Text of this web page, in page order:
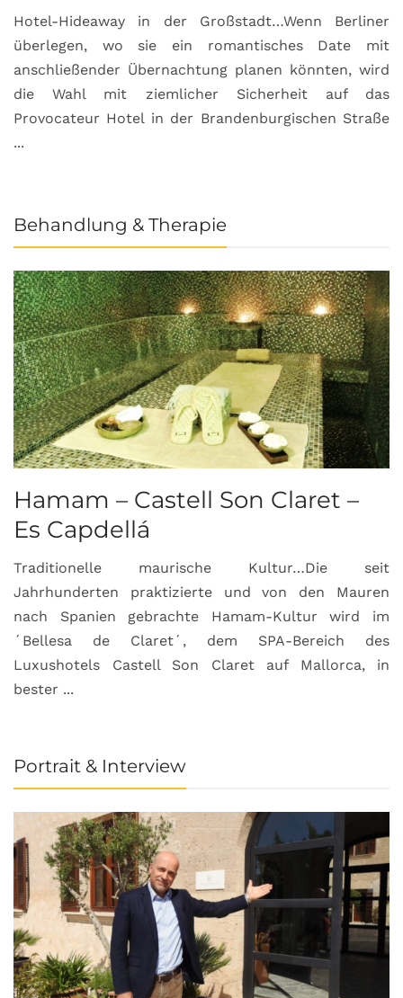
Hotel-Hideaway in der Großstadt…Wenn Berliner
überlegen, wo sie ein romantisches Date mit
anschließender Übernachtung planen könnten, wird
die Wahl mit ziemlicher Sicherheit auf das
Provocateur Hotel in der Brandenburgischen Straße
...
Behandlung & Therapie
Hamam – Castell Son Claret –
Es Capdellá
Traditionelle maurische Kultur…Die seit
Jahrhunderten praktizierte und von den Mauren
nach Spanien gebrachte Hamam-Kultur wird im
´Bellesa de Claret´, dem SPA-Bereich des
Luxushotels Castell Son Claret auf Mallorca, in
bester ...
Portrait & Interview